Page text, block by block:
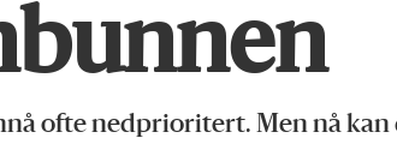
ofte nedprioritert. Men nå